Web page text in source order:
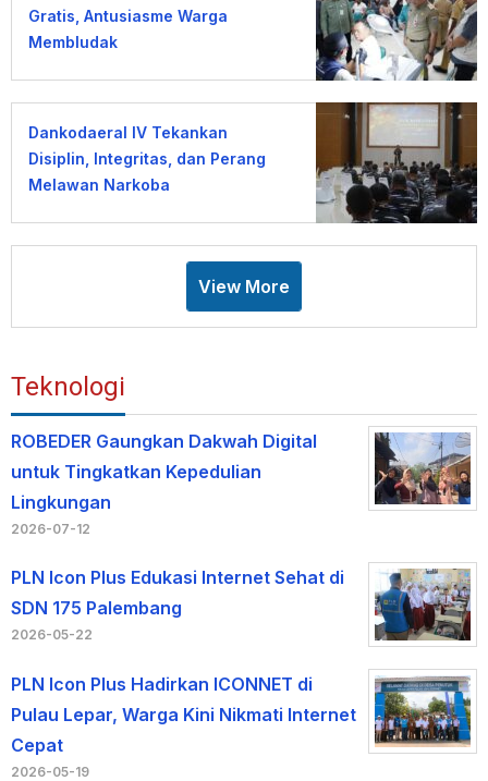
Gratis, Antusiasme Warga
Membludak
Dankodaeral IV Tekankan
Disiplin, Integritas, dan Perang
Melawan Narkoba
View More
Teknologi
ROBEDER Gaungkan Dakwah Digital
untuk Tingkatkan Kepedulian
Lingkungan
2026-07-12
PLN Icon Plus Edukasi Internet Sehat di
SDN 175 Palembang
2026-05-22
PLN Icon Plus Hadirkan ICONNET di
Pulau Lepar, Warga Kini Nikmati Internet
Cepat
2026-05-19